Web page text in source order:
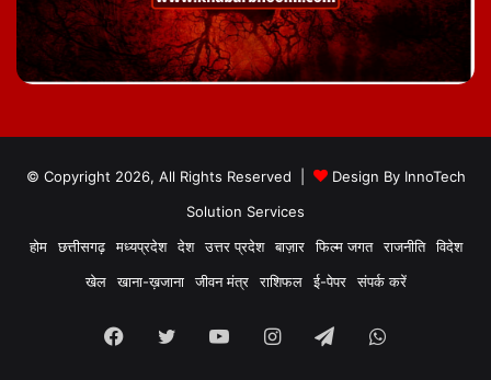
© Copyright 2026, All Rights Reserved | Design By InnoTech
Solution Services
होम
छत्तीसगढ़ मध्यप्रदेश देश उत्तर प्रदेश बाज़ार फिल्म जगत राजनीति
विदेश
खेल
खाना-ख़जाना जीवन मंत्र राशिफल ई-पेपर संपर्क करें
Facebook
TwitterYouTubeInstagram
TelegramWhatsApp